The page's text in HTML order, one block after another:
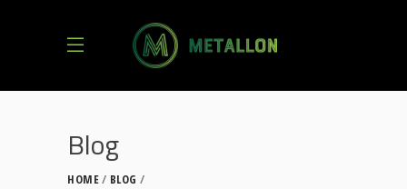
Blog
HOME
BLOG